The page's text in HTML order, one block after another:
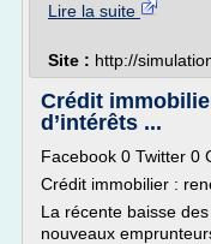
Lire la suite
Site : http://
Crédit
d’intérêts ...
Facebook 0 Twitter 0
Crédit immobilier :
La récente baisse
nouveaux